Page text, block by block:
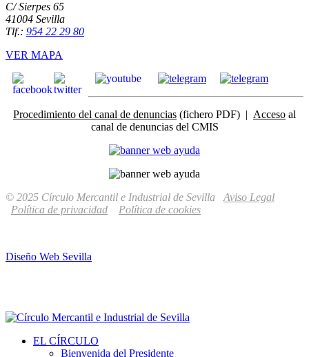
C/ Sierpes 65
41004 Sevilla
Tlf.: 954 22 29 80
VER MAPA
Procedimiento del canal de denuncias (fichero PDF) | Acceso al
canal de denuncias del CMIS
© 2025 Círculo Mercantil e Industrial de Sevilla Aviso Legal
Política de privacidad
Política de cookies
Diseño Web Sevilla
EL CÍRCULO
Bienvenida del Presidente